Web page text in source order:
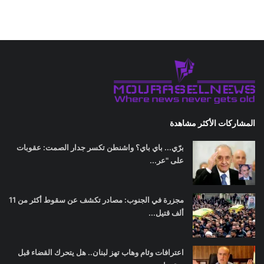
المشاركات الأكثر مشاهدة
برّي... باي باي؟ واشنطن تكسر جدار الصمت: عقوبات
على "عر...
مجزرة في الجنوب: مصادر تكشف عن سقوط أكثر من 11
ألف قتيل...
اعترافات وئام وهاب تهز لبنان.. هل يتحرك القضاء قبل